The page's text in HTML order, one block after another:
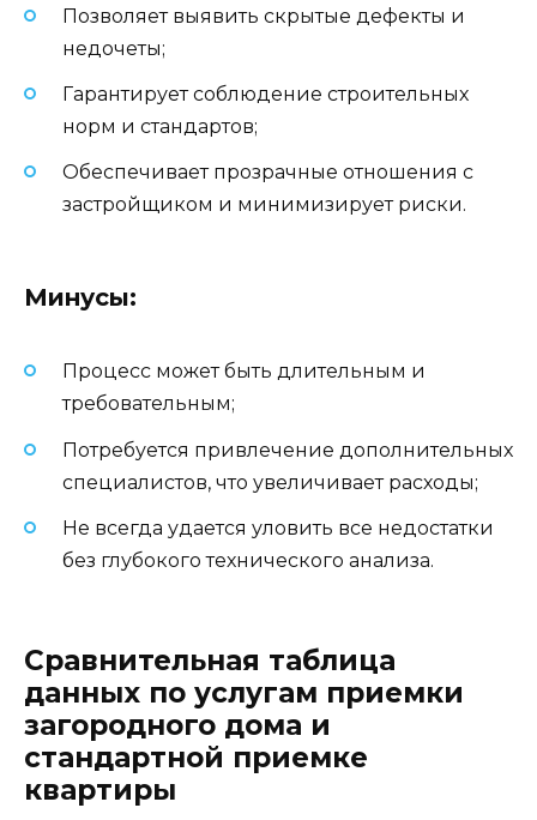
Позволяет выявить скрытые дефекты и
недочеты;
Гарантирует соблюдение строительных
норм и стандартов;
Обеспечивает прозрачные отношения с
застройщиком и минимизирует риски.
Минусы:
Процесс может быть длительным и
требовательным;
Потребуется привлечение дополнительных
специалистов, что увеличивает расходы;
Не всегда удается уловить все недостатки
без глубокого технического анализа.
Сравнительная таблица
данных по услугам приемки
загородного дома и
стандартной приемке
квартиры